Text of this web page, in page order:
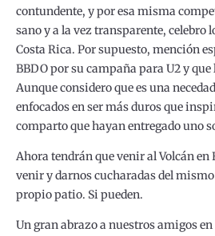
contundente, y por esa misma
sano y a la vez transparente, celebro
Costa Rica. Por supuesto, mención
BBDO por su campaña para U2 y que
Aunque considero que es una
enfocados en ser más duros que
comparto que hayan entregado uno
Ahora tendrán que venir al Volcán en
venir y darnos cucharadas del
propio patio. Si pueden.
Un gran abrazo a nuestros amigos